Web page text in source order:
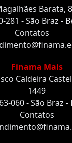
Barata,
281 - São Braz -
Contatos
Finama Mais
Caldeira
1449
060 - São Braz
Contatos